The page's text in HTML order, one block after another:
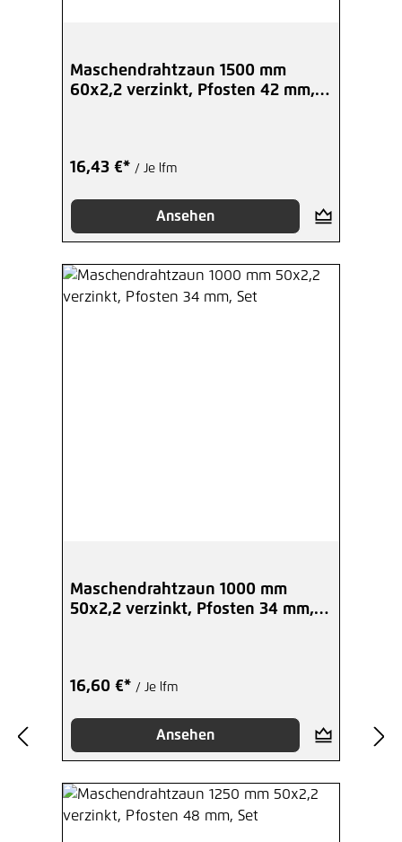
Maschendrahtzaun 1500 mm
60x2,2 verzinkt, Pfosten 42 mm,
16,43 €* / Je lfm
Ansehen
Maschendrahtzaun 1000 mm
50x2,2 verzinkt, Pfosten 34 mm,
16,60 €* / Je lfm
Ansehen